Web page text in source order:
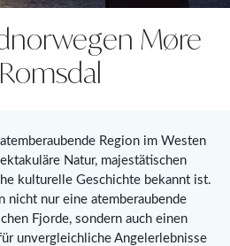
Møre
Region im Westen
Natur, majestätischen
kulturelle Geschichte bekannt ist.
nicht nur eine atemberaubende
Fjorde, sondern auch einen
unvergleichliche Angelerlebnisse